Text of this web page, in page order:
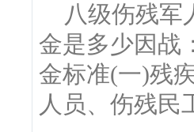
八级伤残军
金是多少因战
金标准(一)残
人员、伤残民